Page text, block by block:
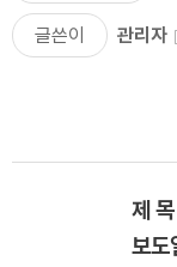
글쓴이 관리자
제
보